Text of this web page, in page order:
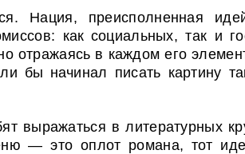
Нация, преисполненная
как социальных, так и
отражаясь в каждом его
бы начинал писать картину
выражаться в литературных
— это оплот романа, тот